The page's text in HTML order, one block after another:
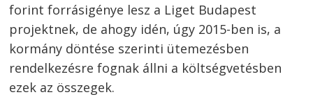
forint forrásigénye lesz a Liget Budapest
projektnek, de ahogy idén, úgy 2015-ben is, a
kormány döntése szerinti ütemezésben
rendelkezésre fognak állni a költségvetésben
ezek az összegek.